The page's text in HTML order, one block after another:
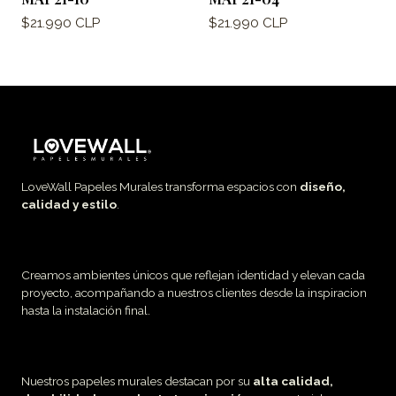
$21.990 CLP $21.990 CLP
LoveWall Papeles Murales transforma espacios con diseño,
calidad y estilo
Creamos ambientes únicos que reflejan identidad y elevan cada
proyecto, acompañando a nuestros clientes desde la inspiracion
hasta la instalación final.
Nuestros papeles murales destacan por su alta calidad,